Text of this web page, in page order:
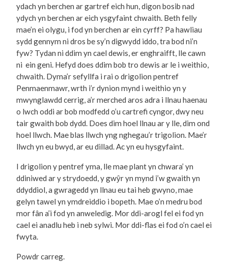
ydach yn berchen ar gartref eich hun, digon bosib nad
ydych yn berchen ar eich ysgyfaint chwaith. Beth felly
mae’n ei olygu, i fod yn berchen ar ein cyrff? Pa hawliau
sydd gennym ni dros be sy’n digwydd iddo, tra bod ni’n
fyw? Tydan ni ddim yn cael dewis, er enghraifft, lle cawn
ni ein geni. Hefyd does ddim bob tro dewis ar le i weithio,
chwaith. Dyma’r sefyllfa i rai o drigolion pentref
Penmaenmawr, wrth i’r dynion mynd i weithio yn y
mwynglawdd cerrig, a’r merched aros adra i llnau haenau
o lwch oddi ar bob modfedd o’u cartrefi cyngor, dwy neu
tair gwaith bob dydd. Does dim hoel llnau ar y lle, dim ond
hoel llwch. Mae blas llwch yng nghegau’r trigolion. Mae’r
llwch yn eu bwyd, ar eu dillad. Ac yn eu hysgyfaint.
I drigolion y pentref yma, lle mae plant yn chwara’ yn
ddiniwed ar y strydoedd, y gwŷr yn mynd i’w gwaith yn
ddyddiol, a gwragedd yn llnau eu tai heb gwyno, mae
gelyn tawel yn ymdreiddio i bopeth. Mae o’n medru bod
mor fân a’i fod yn anweledig. Mor ddi-arogl fel ei fod yn
cael ei anadlu heb i neb sylwi. Mor ddi-flas ei fod o’n cael ei
fwyta.
Powdr carreg.